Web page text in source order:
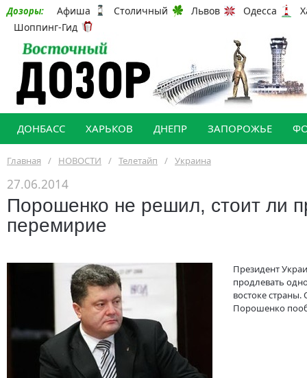
Дозоры: Афиша Столичный Львов Одесса
Шоппинг-Гид
ДОНБАСС ХАРЬКОВ ДНЕПР ЗАПОРОЖЬЕ
Главная / НОВОСТИ / Телетайп / Украина
27.06.2014
Порошенко не решил, стоит ли
перемирие
Президент
продлевать
востоке
Порошенко